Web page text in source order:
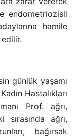
endometriozisli
hamile
günlük yaşamı
Hastalıkları
Prof. ağrı,
sırasında ağrı,
bağırsak